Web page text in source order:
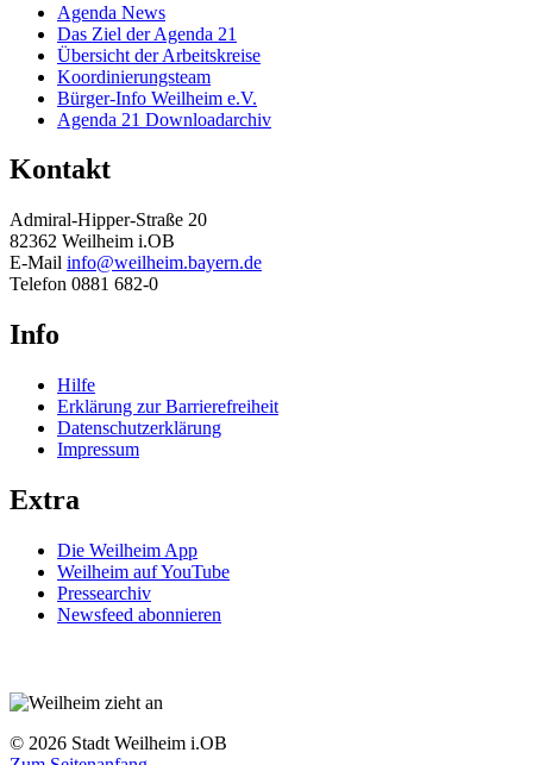
Agenda News
Das Ziel der Agenda 21
Übersicht der Arbeitskreise
Koordinierungsteam
Bürger-Info Weilheim e.V.
Agenda 21 Downloadarchiv
Kontakt
Admiral-Hipper-Straße 20
82362 Weilheim i.OB
E-Mail info@weilheim.bayern.de
Telefon 0881 682-0
Info
Hilfe
Erklärung zur Barrierefreiheit
Datenschutzerklärung
Impressum
Extra
Die Weilheim App
Weilheim auf YouTube
Pressearchiv
Newsfeed abonnieren
© 2026 Stadt Weilheim i.OB